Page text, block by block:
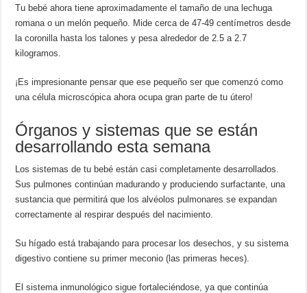
Tu bebé ahora tiene aproximadamente el tamaño de una lechuga
romana o un melón pequeño. Mide cerca de 47-49 centímetros desde
la coronilla hasta los talones y pesa alrededor de 2.5 a 2.7
kilogramos.
¡Es impresionante pensar que ese pequeño ser que comenzó como
una célula microscópica ahora ocupa gran parte de tu útero!
Órganos y sistemas que se están
desarrollando esta semana
Los sistemas de tu bebé están casi completamente desarrollados.
Sus pulmones continúan madurando y produciendo surfactante, una
sustancia que permitirá que los alvéolos pulmonares se expandan
correctamente al respirar después del nacimiento.
Su hígado está trabajando para procesar los desechos, y su sistema
digestivo contiene su primer meconio (las primeras heces).
El sistema inmunológico sigue fortaleciéndose, ya que continúa